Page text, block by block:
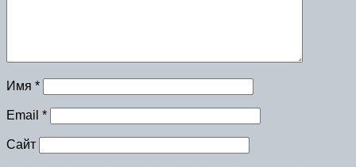
Имя *
Email *
Сайт